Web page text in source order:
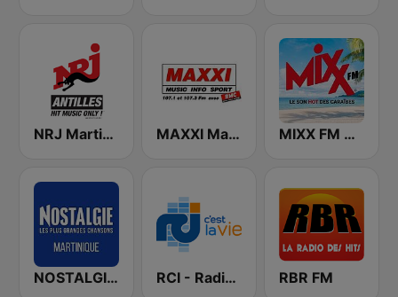
NRJ Martinique MAXXI Martinique MIXX FM MARTINIQUE
NOSTALGIE MARTINIQUE RCI - Radio Caraïbes International Guadeloupe RBR FM